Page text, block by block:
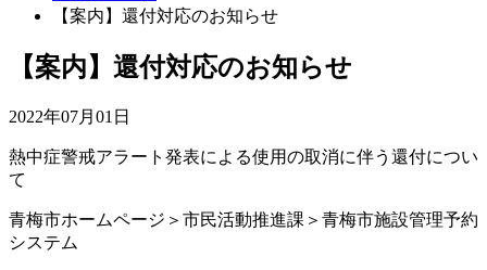
【案内】還付対応のお知らせ
【案内】還付対応のお知らせ
2022年07月01日
熱中症警戒アラート発表による使用の取消に伴う還付につい
て
青梅市ホームページ＞市民活動推進課＞青梅市施設管理予約
システム